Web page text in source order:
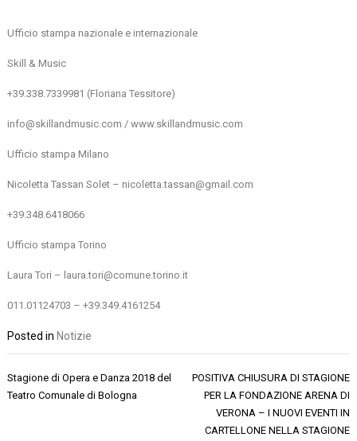
Ufficio stampa nazionale e internazionale
Skill & Music
+39.338.7339981 (Floriana Tessitore)
info@skillandmusic.com / www.skillandmusic.com
Ufficio stampa Milano
Nicoletta Tassan Solet – nicoletta.tassan@gmail.com
+39.348.6418066
Ufficio stampa Torino
Laura Tori – laura.tori@comune.torino.it
011.01124703 – +39.349.4161254
Posted in Notizie
Navigazione
articoli
Stagione di Opera e Danza 2018 del
Teatro Comunale di Bologna
POSITIVA CHIUSURA DI STAGIONE
PER LA FONDAZIONE ARENA DI
VERONA – I NUOVI EVENTI IN
CARTELLONE NELLA STAGIONE